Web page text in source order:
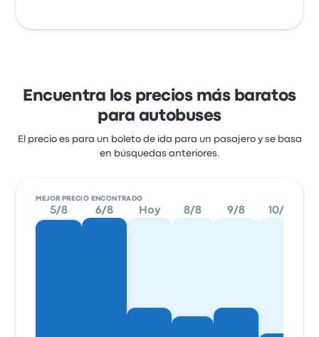
Encuentra los precios más baratos
para autobuses
El precio es para un boleto de ida para un pasajero y se basa
en búsquedas anteriores.
MEJOR PRECIO ENCONTRADO
5/8 6/8 Hoy 8/8 9/8 10/8